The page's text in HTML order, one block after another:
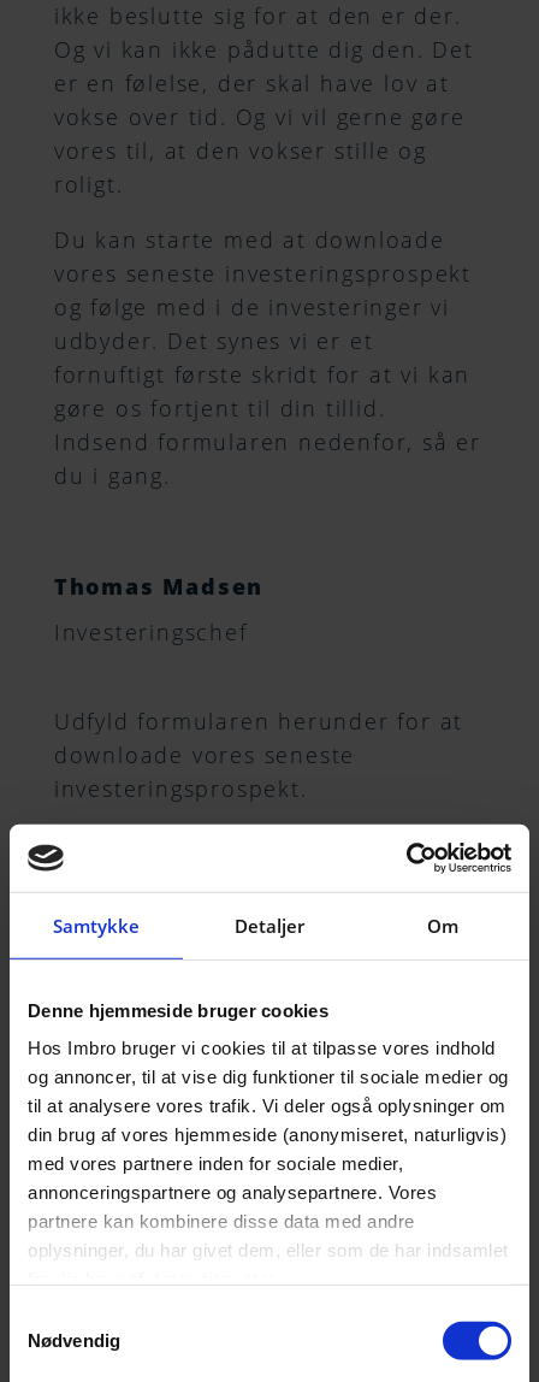
Samtykke Detaljer Om
Denne hjemmeside bruger cookies
Hos Imbro bruger vi cookies til at tilpasse vores indhold
og annoncer, til at vise dig funktioner til sociale medier og
til at analysere vores trafik. Vi deler også oplysninger om
din brug af vores hjemmeside (anonymiseret, naturligvis)
med vores partnere inden for sociale medier,
annonceringspartnere og analysepartnere. Vores
partnere kan kombinere disse data med andre
oplysninger, du har givet dem, eller som de har indsamlet
Nødvendig
ikke beslutte sig for at den er der.
Og vi kan ikke pådutte dig den. Det
er en følelse, der skal have lov at
vokse over tid. Og vi vil gerne gøre
vores til, at den vokser stille og
roligt.
Du kan starte med at downloade
vores seneste investerings­­prospekt
og følge med i de investeringer vi
udbyder. Det synes vi er et
fornuftigt første skridt for at vi kan
gøre os fortjent til din tillid.
Indsend formularen nedenfor, så er
du i gang.
Thomas Madsen
Investeringschef
Udfyld formularen herunder for at
downloade vores seneste
investeringsprospekt.
Navn
e
a
l
*
Telefonnummer *
Spørgsmål/kommentar